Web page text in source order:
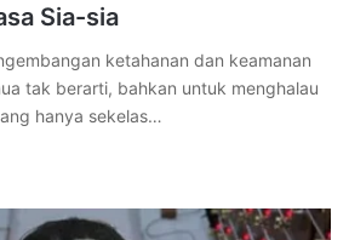
Sia-sia
ketahanan dan keamanan
tak berarti, bahkan untuk menghalau
hanya sekelas…